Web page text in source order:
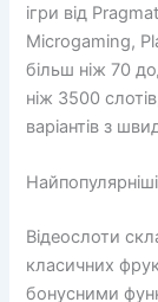
ігри від
Microgaming,
більш ніж 70
ніж 3500
варіантів з
Відеослоти
класичних
бонусними